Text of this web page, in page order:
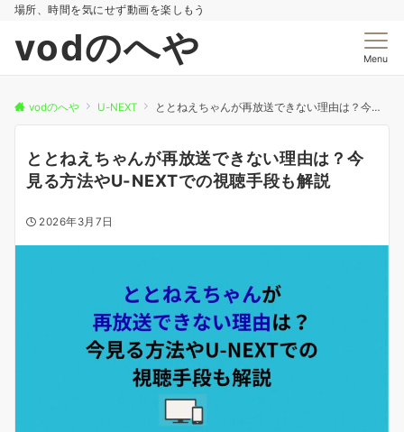
場所、時間を気にせず動画を楽しもう
vodのへや Menu
vodのへや U-NEXT ととねえちゃんが再放送できない理由は？今見る方法やU-NEXTでの視聴手段も解説
ととねえちゃんが再放送できない理由は？今
見る方法やU-NEXTでの視聴手段も解説
2026年3月7日